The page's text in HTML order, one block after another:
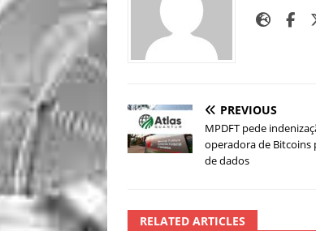
PREVIOUS
MPDFT pede
operadora de Bitcoins
de dados
RELATED ARTICLES